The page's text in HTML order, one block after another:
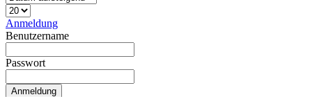
Anmeldung
Benutzername
Passwort
Anmeldung